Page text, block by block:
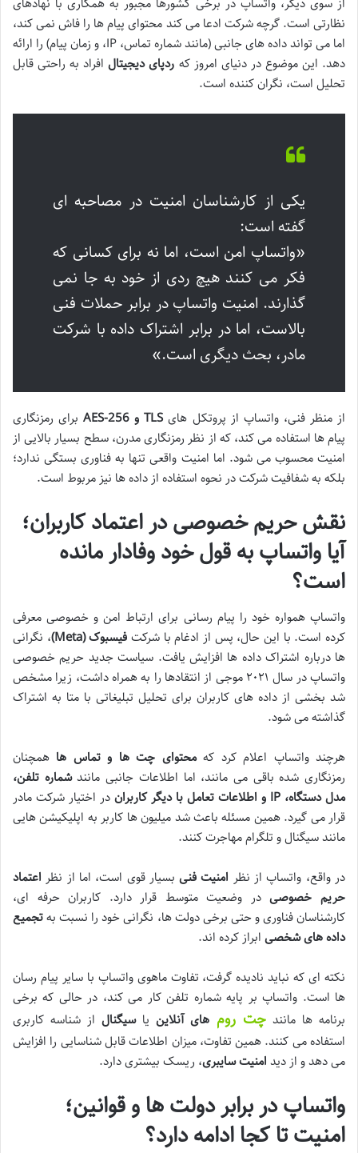
نظارتی است. گرچه شرکت ادعا می کند محتوای پیام ها را فاش نمی کند،
اما می تواند داده های جانبی (مانند شماره تماس، IP، و زمان پیام) را ارائه
دهد. این موضوع در دنیای امروز که ردپای دیجیتالافراد به راحتی قابل
تحلیل است، نگران کننده است.
یکی از کارشناسان امنیت در مصاحبه ای
گفته است:
«واتساپ امن است، اما نه برای کسانی که
فکر می کنند هیچ ردی از خود به جا نمی
گذارند. امنیت واتساپ در برابر حملات فنی
بالاست، اما در برابر اشتراک داده با شرکت
مادر، بحث دیگری است.»
از منظر فنی، واتساپ از پروتکل های TLS و AES-256
برای رمزنگاری
پیام ها استفاده می کند، که از نظر رمزنگاری مدرن، سطح بسیار بالایی از
امنیت محسوب می شود. اما امنیت واقعی تنها به فناوری بستگی ندارد؛
بلکه به شفافیت شرکت در نحوه استفاده از داده ها نیز مربوط است.
نقش حریم خصوصی در اعتماد کاربران؛
آیا واتساپ به قول خود وفادار مانده
است؟
واتساپ همواره خود را پیام رسانی برای ارتباط امن و خصوصی معرفی
کرده است. با این حال، پس از ادغام با شرکت فیسبوک (Meta)
، نگرانی
ها درباره اشتراک داده ها افزایش یافت. سیاست جدید حریم خصوصی
واتساپ در سال ۲۰۲۱ موجی از انتقادها را به همراه داشت، زیرا مشخص
شد بخشی از داده های کاربران برای تحلیل تبلیغاتی با متا به اشتراک
گذاشته می شود.
هرچند واتساپ اعلام کرد کهمحتوای چت ها و تماس ها همچنان
رمزنگاری شده باقی می مانند، اما اطلاعات جانبی مانندشماره تلفن،
مدل دستگاه، IP و اطلاعات تعامل با دیگر کاربران
در اختیار شرکت مادر
قرار می گیرد. همین مسئله باعث شد میلیون ها کاربر به اپلیکیشن هایی
مانند سیگنال و تلگرام مهاجرت کنند.
در واقع، واتساپ از نظر امنیت فنیبسیار قوی است، اما از نظر اعتماد
حریم خصوصیدر وضعیت متوسط قرار دارد. کاربران حرفه ای،
کارشناسان فناوری و حتی برخی دولت ها، نگرانی خود را نسبت بهتجمیع
داده های شخصی ابراز کرده اند.
نکته ای که نباید نادیده گرفت، تفاوت ماهوی واتساپ با سایر پیام رسان
ها است. واتساپ بر پایه شماره تلفن کار می کند، در حالی که برخی
برنامه ها مانند چت روم های آنلاین یاسیگنال از شناسه کاربری
استفاده می کنند. همین تفاوت، میزان اطلاعات قابل شناسایی را افزایش
می دهد و از دید امنیت سایبری، ریسک بیشتری دارد.
واتساپ در برابر دولت ها و قوانین؛
امنیت تا کجا ادامه دارد؟